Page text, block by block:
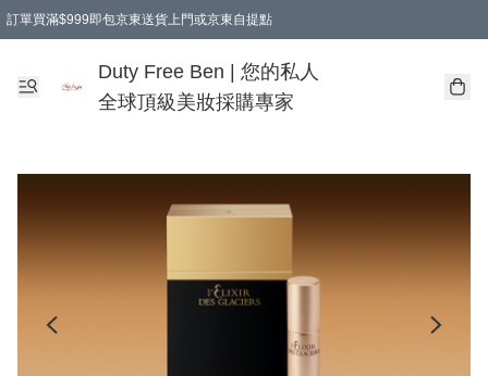
訂單買滿$999即包京東送貨上門或京東自提點
Duty Free Ben | 您的私人
全球頂級美妝採購專家